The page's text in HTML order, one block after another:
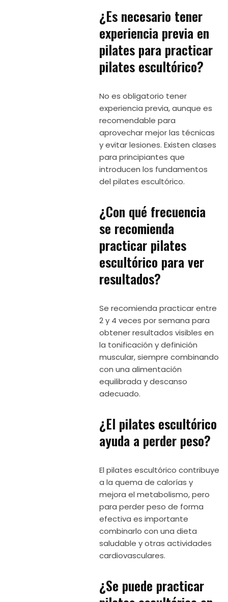
¿Es necesario tener
experiencia previa en
pilates para practicar
pilates escultórico?
No es obligatorio tener
experiencia previa, aunque es
recomendable para
aprovechar mejor las técnicas
y evitar lesiones. Existen clases
para principiantes que
introducen los fundamentos
del pilates escultórico.
¿Con qué frecuencia
se recomienda
practicar pilates
escultórico para ver
resultados?
Se recomienda practicar entre
2 y 4 veces por semana para
obtener resultados visibles en
la tonificación y definición
muscular, siempre combinando
con una alimentación
equilibrada y descanso
adecuado.
¿El pilates escultórico
ayuda a perder peso?
El pilates escultórico contribuye
a la quema de calorías y
mejora el metabolismo, pero
para perder peso de forma
efectiva es importante
combinarlo con una dieta
saludable y otras actividades
cardiovasculares.
¿Se puede practicar